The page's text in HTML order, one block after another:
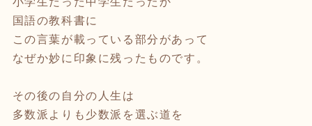
国語の教科書に
この言葉が載っている部分があって
なぜか妙に印象に残ったものです。
その後の自分の人生は
多数派よりも少数派を選ぶ道を